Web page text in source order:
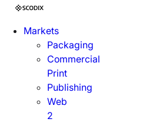
Markets
Packaging
Commercial
Print
Publishing
Web
2